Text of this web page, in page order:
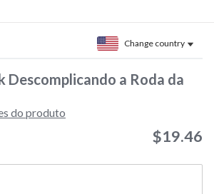
Change country
Descomplicando a Roda da
do produto
$19.46